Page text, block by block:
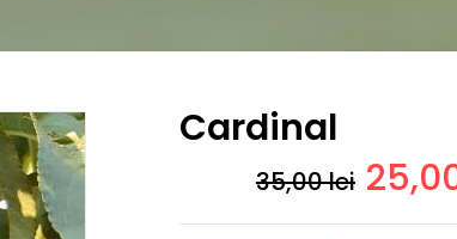
Cardinal
35,00lei